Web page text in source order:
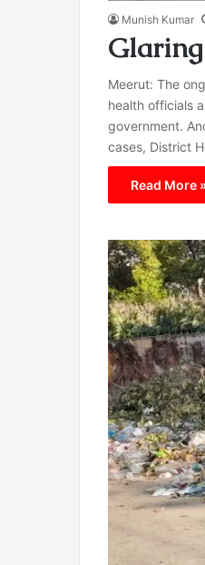
Munish Kumar
Meerut: The
health officials
government.
cases, District
Read More